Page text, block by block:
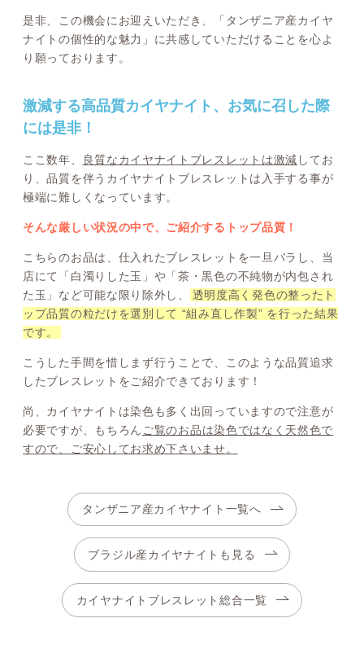
是非、この機会にお迎えいただき、「タンザニア産カイヤ
ナイトの個性的な魅力」に共感していただけることを心よ
り願っております。
激減する高品質カイヤナイト、お気に召した際
には是非！
ここ数年、 良質なカイヤナイトブレスレットは激減 してお
り、品質を伴うカイヤナイトブレスレットは入手する事が
極端に難しくなっています。
そんな厳しい状況の中で、ご紹介するトップ品質！
こちらのお品は、仕入れたブレスレットを一旦バラし、当
店にて「白濁りした玉」や「茶・黒色の不純物が内包され
た玉」など可能な限り除外し、
透明度高く発色の整ったト
ップ品質の粒だけを選別して “組み直し作製” を行った結果
です。
こうした手間を惜しまず行うことで、このような品質追求
したブレスレットをご紹介できております！
尚、カイヤナイトは染色も多く出回っていますので注意が
必要ですが、もちろん ご覧のお品は染色ではなく天然色で
すので、ご安心してお求め下さいませ。
タンザニア産カイヤナイト一覧へ
ブラジル産カイヤナイトも見る
カイヤナイトブレスレット総合一覧